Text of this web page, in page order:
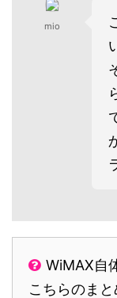
mio
WiMAX自
こちらのまと